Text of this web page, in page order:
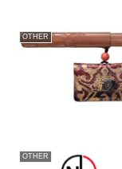
OTHER
OTHER